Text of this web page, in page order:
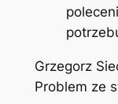
Grzegorz
Problem ze